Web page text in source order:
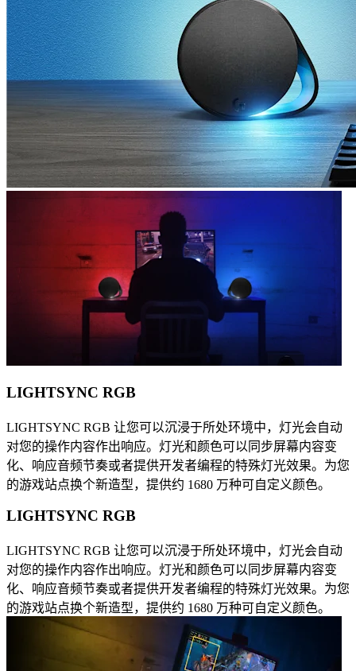
LIGHTSYNC RGB
LIGHTSYNC RGB 让您可以沉浸于所处环境中，灯光会自动
对您的操作内容作出响应。灯光和颜色可以同步屏幕内容变
化、响应音频节奏或者提供开发者编程的特殊灯光效果。为您
的游戏站点换个新造型，提供约 1680 万种可自定义颜色。
LIGHTSYNC RGB
LIGHTSYNC RGB 让您可以沉浸于所处环境中，灯光会自动
对您的操作内容作出响应。灯光和颜色可以同步屏幕内容变
化、响应音频节奏或者提供开发者编程的特殊灯光效果。为您
的游戏站点换个新造型，提供约 1680 万种可自定义颜色。